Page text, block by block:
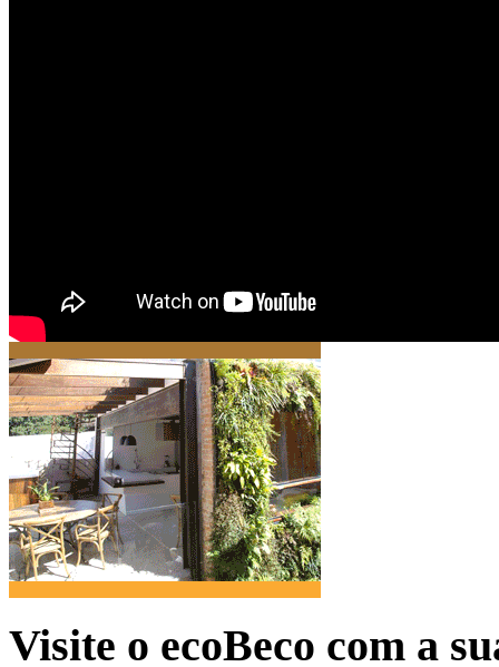
Visite o ecoBeco com a